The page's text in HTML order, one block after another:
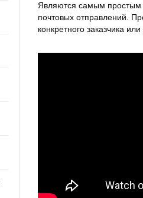
Являются самым простым
почтовых отправлений.
конкретного заказчика или